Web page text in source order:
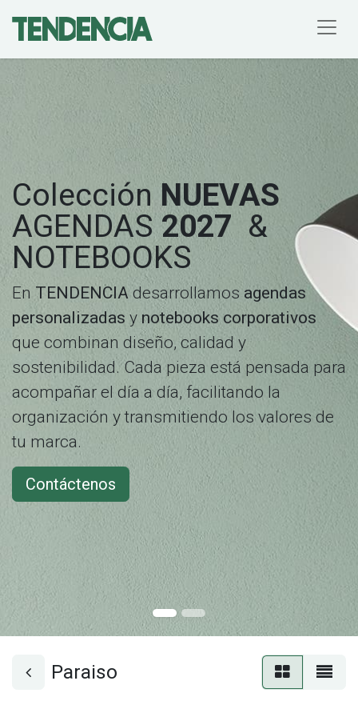
Colección NUEVAS
AGENDAS2027 &
NOTEBOOKS
En TENDENCIA desarrollamos agendas
personalizadas y notebooks corporativos
que combinan diseño, calidad y
sostenibilidad. Cada pieza está pensada para
acompañar el día a día, facilitando la
organización y transmitiendo los valores de
tu marca.
Contáctenos
Paraiso